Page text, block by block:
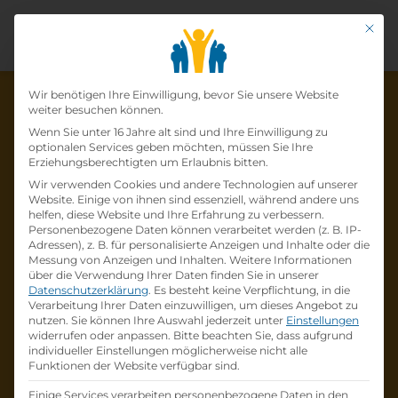
Die Lehrstelle wurde schon
besetzt!
Die LehrstelleLehrlinge (m/w/x) - Koch:Köchin
(Start September 2023)beiEurestist schon
besetzt.
Firmenprofil besuchen
Andere Lehrstelle suchen
Mit
Datenschutz-
Wir benötigen Ihre Einwilligung, bevor Sie unsere Website
weiter besuchen können.
Wenn Sie unter 16 Jahre alt sind und Ihre Einwilligung zu
optionalen Services geben möchten, müssen Sie Ihre
Erziehungsberechtigten um Erlaubnis bitten.
Wir verwenden Cookies und andere Technologien auf unserer
Website. Einige von ihnen sind essenziell, während andere uns
helfen, diese Website und Ihre Erfahrung zu verbessern.
Personenbezogene Daten können verarbeitet werden (z. B. IP-
Adressen), z. B. für personalisierte Anzeigen und Inhalte oder die
Messung von Anzeigen und Inhalten. Weitere Informationen
über die Verwendung Ihrer Daten finden Sie in unserer
Datenschutzerklärung. Es besteht keine Verpflichtung, in die
Verarbeitung Ihrer Daten einzuwilligen, um dieses Angebot zu
nutzen. Sie können Ihre Auswahl jederzeit unter Einstellungen
widerrufen oder anpassen. Bitte beachten Sie, dass aufgrund
individueller Einstellungen möglicherweise nicht alle
Funktionen der Website verfügbar sind.
Einige Services verarbeiten personenbezogene Daten in den